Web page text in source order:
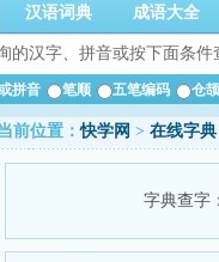
汉语词典 成语大全
拼音 笔顺 五笔编码 仓
前位置：快学网 > 在线字典
字典查字：